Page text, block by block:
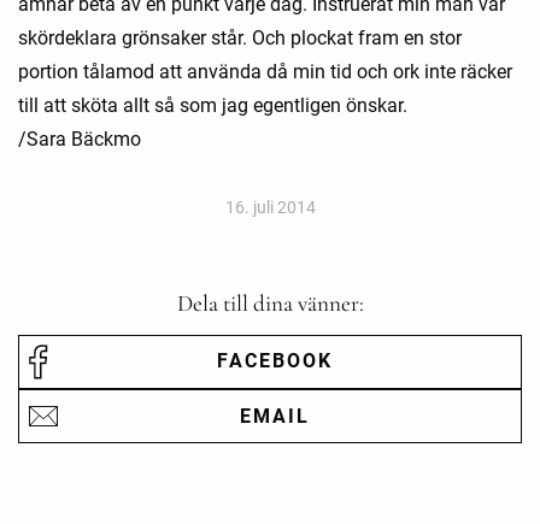
skördeklara grönsaker står. Och plockat fram en stor
portion tålamod att använda då min tid och ork inte räcker
till att sköta allt så som jag egentligen önskar.
/Sara Bäckmo
16. juli 2014
Dela till dina vänner:
FACEBOOK
EMAIL